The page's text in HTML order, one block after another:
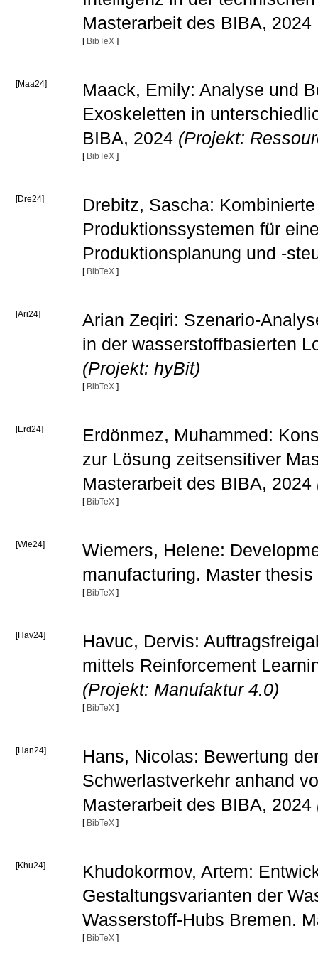
Masterarbeit des BIBA, 2024
[ BibTeX ]
[Maa24]
Maack, Emily: Analyse und
Exoskeletten in
BIBA, 2024 (Projekt:
[ BibTeX ]
[Dre24]
Drebitz, Sascha:
Produktionssystemen für
Produktionsplanung und -
[ BibTeX ]
[Ari24]
Arian Zeqiri: Szenario-
in der wasserstoffbasierten
(Projekt: hyBit)
[ BibTeX ]
[Erd24]
Erdönmez, Muhammed:
zur Lösung zeitsensitiver
Masterarbeit des BIBA, 2024
[ BibTeX ]
[Wie24]
Wiemers, Helene:
manufacturing. Master
[ BibTeX ]
[Hav24]
Havuc, Dervis:
mittels Reinforcement
(Projekt: Manufaktur 4.0)
[ BibTeX ]
[Han24]
Hans, Nicolas: Bewertung
Schwerlastverkehr anhand
Masterarbeit des BIBA, 2024
[ BibTeX ]
[Khu24]
Khudokormov, Artem:
Gestaltungsvarianten der
Wasserstoff-Hubs Bremen.
[ BibTeX ]